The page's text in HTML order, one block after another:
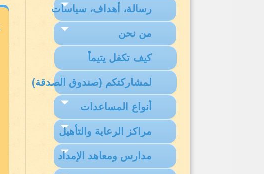
رسالة، أهداف، سياسات
من نحن
كيف تكفل يتيماً
لمشاركتكم (صندوق الصدقة)
أنواع المساعدات
مراكز الرعاية والتأهيل
مدارس ومعاهد الإمداد